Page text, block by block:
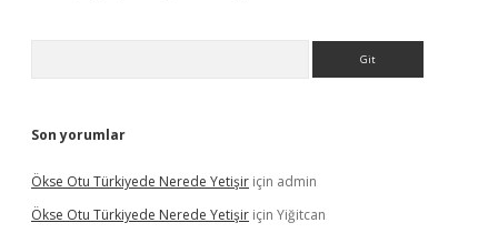
Son yorumlar
Ökse Otu Türkiyede Nerede Yetişir için admin
Ökse Otu Türkiyede Nerede Yetişir için Yiğitcan